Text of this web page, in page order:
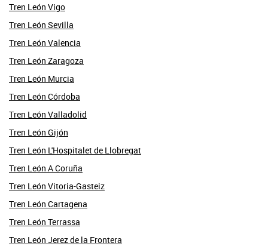
Tren León Vigo
Tren León Sevilla
Tren León Valencia
Tren León Zaragoza
Tren León Murcia
Tren León Córdoba
Tren León Valladolid
Tren León Gijón
Tren León L'Hospitalet de Llobregat
Tren León A Coruña
Tren León Vitoria-Gasteiz
Tren León Cartagena
Tren León Terrassa
Tren León Jerez de la Frontera